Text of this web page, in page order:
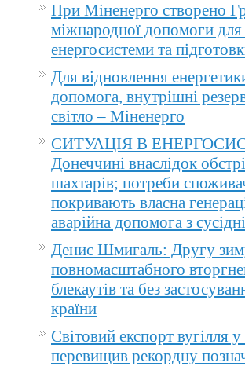
При Міненерго створено
міжнародної допомоги для
енергосистеми та
Для відновлення
допомога, внутрішні
світло – Міненерго
СИТУАЦІЯ В
Донеччині внаслідок
шахтарів; потреби
покривають власна
аварійна допомога з
Денис Шмигаль: Другу
повномасштабного
блекаутів та без
країни
Світовий експорт вугілля
перевищив рекордну